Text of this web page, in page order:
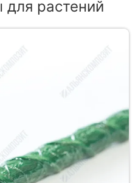
растений